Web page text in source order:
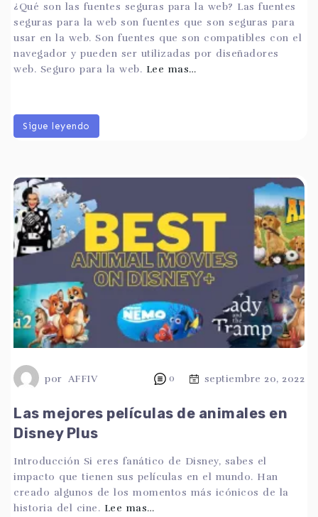
¿Qué son las fuentes seguras para la web? Las fuentes
seguras para la web son fuentes que son seguras para
usar en la web. Son fuentes que son compatibles con el
navegador y pueden ser utilizadas por diseñadores
web. Seguro para la web. Lee mas…
Sigue leyendo
por AFFIV 0 septiembre 20, 2022
Las mejores películas de animales en
Disney Plus
Introducción Si eres fanático de Disney, sabes el
impacto que tienen sus películas en el mundo. Han
creado algunos de los momentos más icónicos de la
historia del cine. Lee mas…